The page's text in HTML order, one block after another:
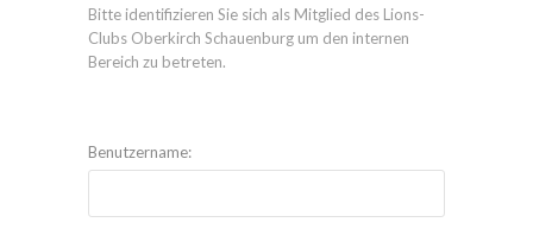
Bitte identifizieren Sie sich als Mitglied des Lions-
Clubs Oberkirch Schauenburg um den internen
Bereich zu betreten.
Benutzername: